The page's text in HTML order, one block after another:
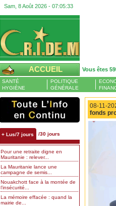
Sam, 8 Août 2026 - 07:05:34
ACCUEIL Vous êtes
SANTÉ
HYGIÈNE
POLITIQUE
GÉNÉRALE
+ Lus/7 jours /30 jours
Pour une retraite digne en
Mauritanie : relever...
La Mauritanie lance une
campagne de semis...
Nouakchott face à la montée de
l’insécurité...
La mémoire effacée : quand la
mairie de...
08-11-
fonds